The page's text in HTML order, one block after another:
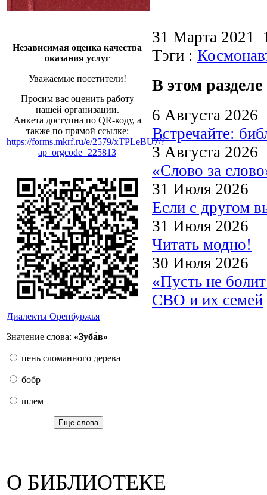
Независимая оценка качества
оказания услуг
Уважаемые посетители!
Просим вас оценить работу
нашей организации.
Анкета доступна по QR-коду, а
также по прямой ссылке:
https://forms.mkrf.ru/e/2579/xTPLeBU7/?
ap_orgcode=225813
Диалекты Оренбуржья
Значение слова: «Зуба́в»
пень сломанного дерева
бобр
шлем
Еще слова
31 Марта 2021
Тэги :
В этом разделе
6 Августа 2026
Встречайте:
3 Августа 2026
«Слово за
31 Июля 2026
Если с другом
31 Июля 2026
Читать модно!
30 Июля 2026
«Пусть не
СВО и их семей
О БИБЛИОТЕКЕ